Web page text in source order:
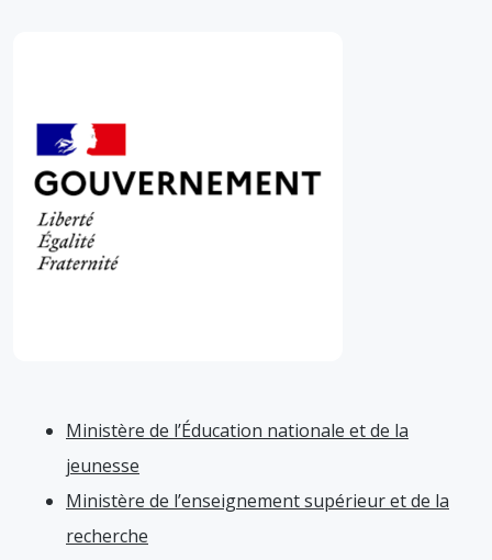
Ministère de l’Éducation nationale et de la
jeunesse
Ministère de l’enseignement supérieur et de la
recherche